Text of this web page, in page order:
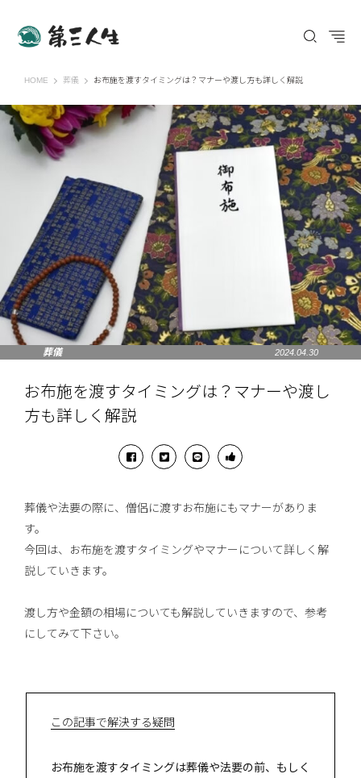
HOME 第三人生 〜寄り道の歩き方〜
葬儀 お布施を渡すタイミングは？マナーや渡し方も詳しく解説
葬儀 2024.04.30
お布施を渡すタイミングは？マナーや渡し
方も詳しく解説
葬儀や法要の際に、僧侶に渡すお布施にもマナーがありま
す。
今回は、お布施を渡すタイミングやマナーについて詳しく解
説していきます。
渡し方や金額の相場についても解説していきますので、参考
にしてみて下さい。
この記事で解決する疑問
お布施を渡すタイミングは葬儀や法要の前、もしく